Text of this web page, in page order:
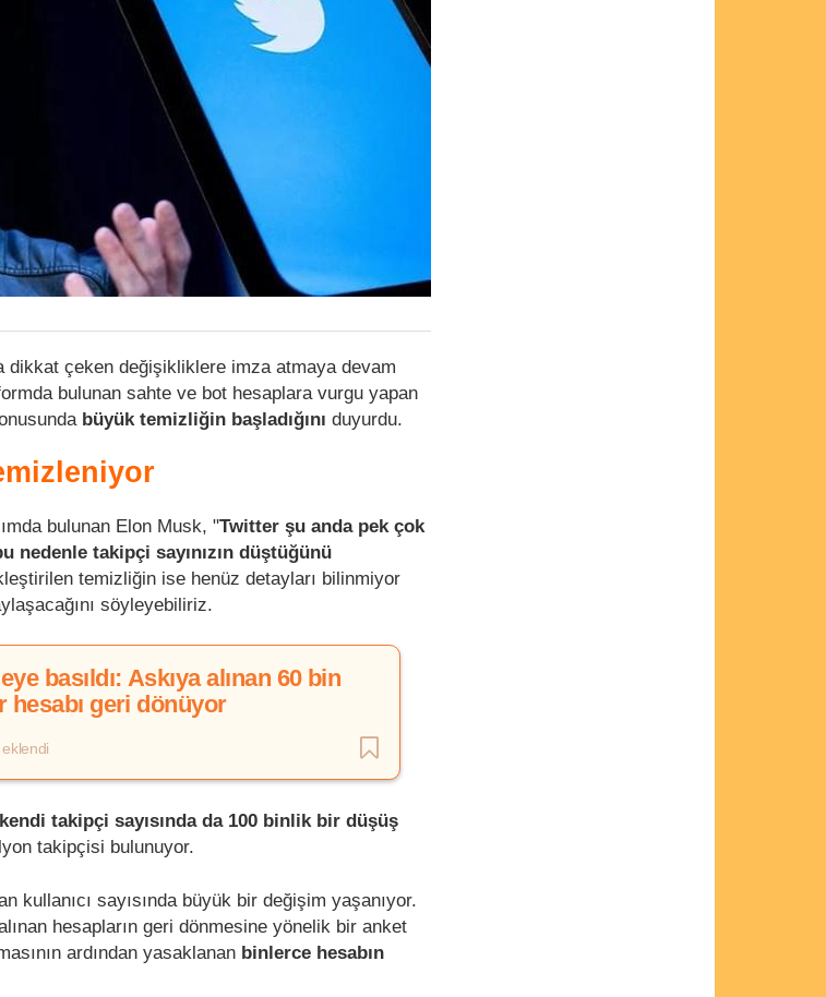
dikkat çeken değişikliklere imza atmaya devam
bulunan sahte ve bot hesaplara vurgu yapan
büyük temizliğin başladığını duyurdu.
bulunan Elon Musk, "Twitter şu anda pek çok
nedenle takipçi sayınızın düştüğünü
temizliğin ise henüz detayları bilinmiyor
söyleyebiliriz.
basıldı: Askıya alınan 60 bin
hesabı geri dönüyor
eklendi
kendi takipçi sayısında da 100 binlik bir düşüş
takipçisi bulunuyor.
kullanıcı sayısında büyük bir değişim yaşanıyor.
hesapların geri dönmesine yönelik bir anket
ardından yasaklanan binlerce hesabın